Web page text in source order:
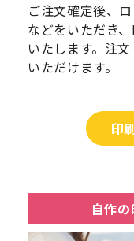
ご注文確定後、
などをいただき
いたします。注
いただけます。
印
自作